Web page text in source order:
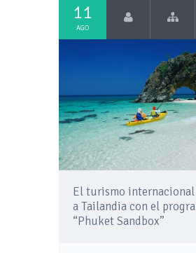
11
AGO
El turismo internacional
a Tailandia con el
“Phuket Sandbox”